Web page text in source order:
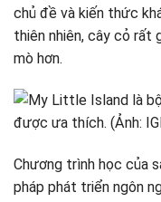
chủ đề và kiến thức
thiên nhiên, cây cỏ rất
mò hơn.
Chương trình học của
pháp phát triển ngôn